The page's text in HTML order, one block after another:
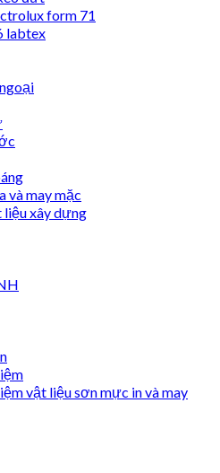
form 71
labtex
và may mặc
xây dựng
vật liệu sơn mực in và may